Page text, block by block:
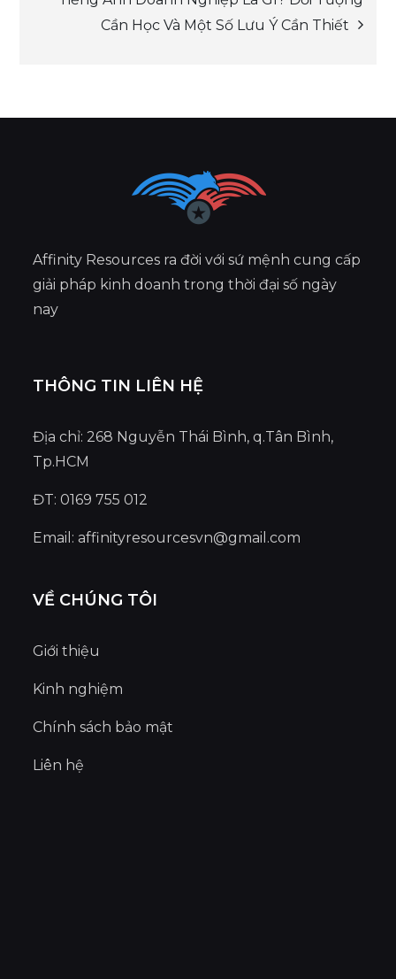
Cần Học Và Một Số Lưu Ý Cần Thiết
Affinity Resources ra đời với sứ mệnh cung cấp
giải pháp kinh doanh trong thời đại số ngày
nay
THÔNG TIN LIÊN HỆ
Địa chỉ: 268 Nguyễn Thái Bình, q.Tân Bình,
Tp.HCM
ĐT: 0169 755 012
Email:affinityresourcesvn@gmail.com
VỀ CHÚNG TÔI
Giới thiệu
Kinh nghiệm
Chính sách bảo mật
Liên hệ